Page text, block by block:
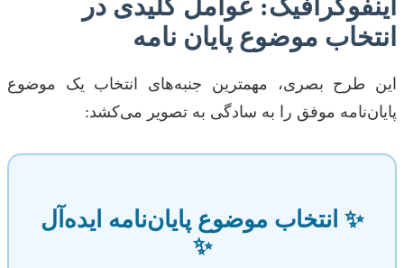
اینفوگرافیک: عوامل کلیدی در
انتخاب موضوع پایان نامه
این طرح بصری، مهمترین جنبه‌های انتخاب یک موضوع
پایان‌نامه موفق را به سادگی به تصویر می‌کشد:
✨ انتخاب موضوع پایان‌نامه ایده‌آل
✨